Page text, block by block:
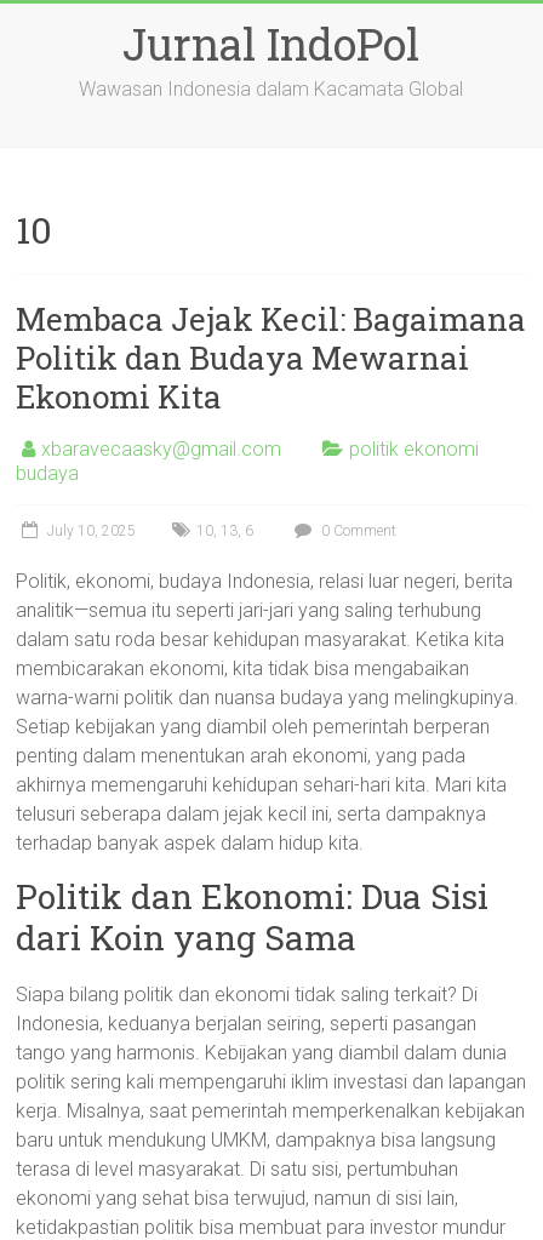
Jurnal IndoPol
Wawasan Indonesia dalam Kacamata Global
10
Membaca Jejak Kecil: Bagaimana
Politik dan Budaya Mewarnai
Ekonomi Kita
xbaravecaasky@gmail.com
politik ekonomi
budaya
July 10, 2025 10, 13, 6 0 Comment
Politik, ekonomi, budaya Indonesia, relasi luar negeri, berita
analitik—semua itu seperti jari-jari yang saling terhubung
dalam satu roda besar kehidupan masyarakat. Ketika kita
membicarakan ekonomi, kita tidak bisa mengabaikan
warna-warni politik dan nuansa budaya yang melingkupinya.
Setiap kebijakan yang diambil oleh pemerintah berperan
penting dalam menentukan arah ekonomi, yang pada
akhirnya memengaruhi kehidupan sehari-hari kita. Mari kita
telusuri seberapa dalam jejak kecil ini, serta dampaknya
terhadap banyak aspek dalam hidup kita.
Politik dan Ekonomi: Dua Sisi
dari Koin yang Sama
Siapa bilang politik dan ekonomi tidak saling terkait? Di
Indonesia, keduanya berjalan seiring, seperti pasangan
tango yang harmonis. Kebijakan yang diambil dalam dunia
politik sering kali mempengaruhi iklim investasi dan lapangan
kerja. Misalnya, saat pemerintah memperkenalkan kebijakan
baru untuk mendukung UMKM, dampaknya bisa langsung
terasa di level masyarakat. Di satu sisi, pertumbuhan
ekonomi yang sehat bisa terwujud, namun di sisi lain,
ketidakpastian politik bisa membuat para investor mundur